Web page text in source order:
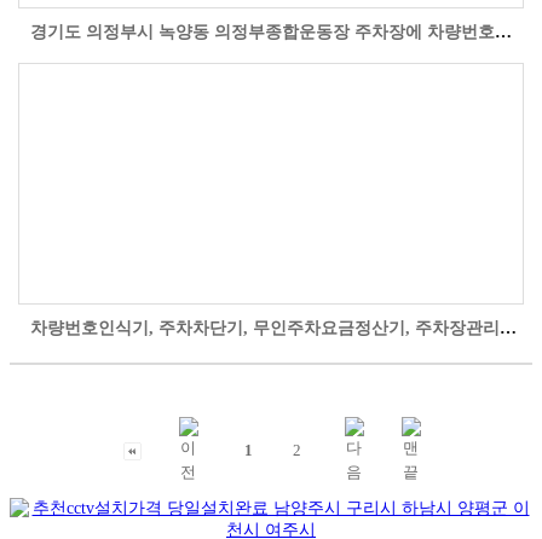
경기도 의정부시 녹양동 의정부종합운동장 주차장에 차량번호인식기, 주차차단기, 무인주차요금정산기 등 무인주차관제시스템을 설치 시공한 자료사진입니다..
차량번호인식기, 주차차단기, 무인주차요금정산기, 주차장관리부스 등 무인주차관제시스템을 경기도 의정부시 의정부동 둔치공영주차장에 설치 시공한 자료..
1 2